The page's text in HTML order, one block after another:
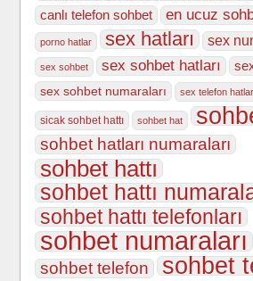
canlı telefon sohbet en ucuz
porno hatlar sex hatları sex
sex sohbet sex sohbet hatları
sex sohbet numaraları
sex telefon
sicak sohbet hattı sohbet hat
sohbet hatları numaraları
sohbet hattı
sohbet hattı
sohbet hattı telefonları
sohbet numaraları
sohbet telefon sohbet